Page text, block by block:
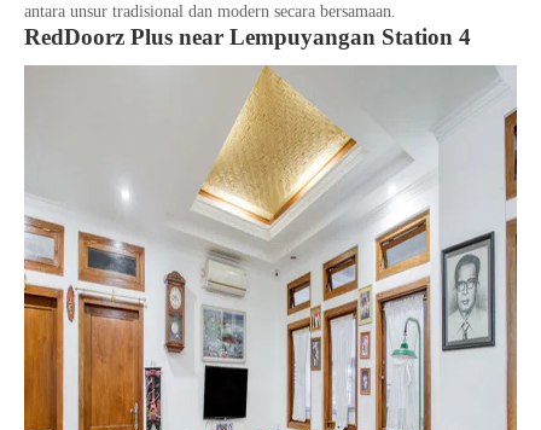
antara unsur tradisional dan modern secara bersamaan.
RedDoorz Plus near Lempuyangan Station 4